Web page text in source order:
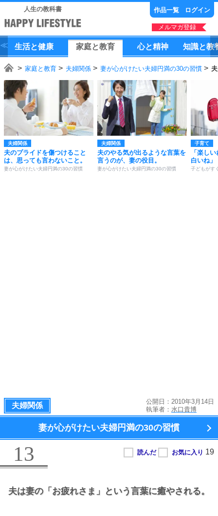
人生の教科書 作品一覧 ログイン
メルマガ登録
生活と健康 家庭と教育 心と精神 知識と教
家庭と教育 夫婦関係 妻が心がけたい夫婦円満の30の習慣
夫婦関係
夫のプライドを傷つけること
は、思っても言わないこと。
妻が心がけたい夫婦円満の30の習慣
夫婦関係
夫のやる気が出るような言葉を
言うのが、妻の役目。
妻が心がけたい夫婦円満の30の習慣
子育て
「楽し
白いね」
子どもがす
夫婦関係
公開日：2010年3月14日
執筆者： 水口貴博
妻が心がけたい夫婦円満の30の習慣
13
夫は妻の「お疲れさま」という言葉に癒やされる。